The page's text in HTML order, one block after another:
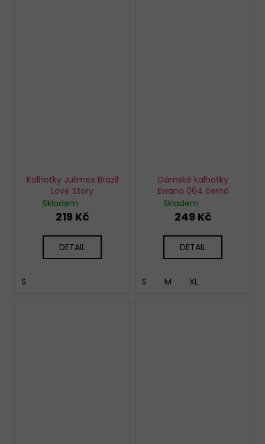
Kalhotky Julimex Brazil
Love Story
Skladem
219 Kč
DETAIL
S
Dámské kalhotky
Ewana 064 černá
Skladem
249 Kč
DETAIL
S M XL